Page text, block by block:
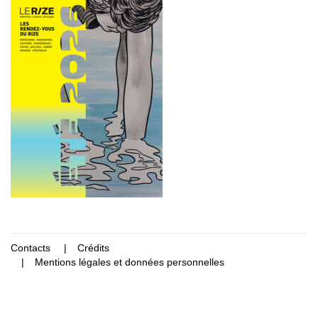
Contacts
Crédits
Mentions légales et données personnelles